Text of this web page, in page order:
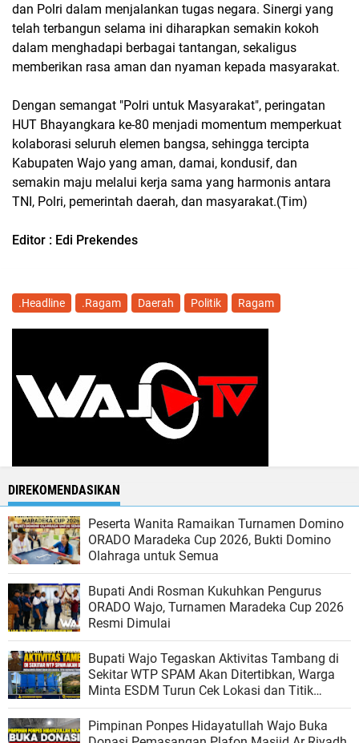
dan Polri dalam menjalankan tugas negara. Sinergi yang
telah terbangun selama ini diharapkan semakin kokoh
dalam menghadapi berbagai tantangan, sekaligus
memberikan rasa aman dan nyaman kepada masyarakat.
Dengan semangat "Polri untuk Masyarakat", peringatan
HUT Bhayangkara ke-80 menjadi momentum memperkuat
kolaborasi seluruh elemen bangsa, sehingga tercipta
Kabupaten Wajo yang aman, damai, kondusif, dan
semakin maju melalui kerja sama yang harmonis antara
TNI, Polri, pemerintah daerah, dan masyarakat.(Tim)
Editor : Edi Prekendes
.Headline .Ragam Daerah Politik Ragam
DIREKOMENDASIKAN
Peserta Wanita Ramaikan Turnamen Domino
ORADO Maradeka Cup 2026, Bukti Domino
Olahraga untuk Semua
Bupati Andi Rosman Kukuhkan Pengurus
ORADO Wajo, Turnamen Maradeka Cup 2026
Resmi Dimulai
Bupati Wajo Tegaskan Aktivitas Tambang di
Sekitar WTP SPAM Akan Ditertibkan, Warga
Minta ESDM Turun Cek Lokasi dan Titik
Koordinat Tambang
Pimpinan Ponpes Hidayatullah Wajo Buka